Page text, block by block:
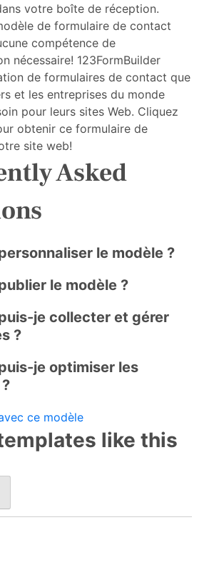
votre boîte de réception.
de formulaire de contact
compétence de
nécessaire! 123FormBuilder
de formulaires de contact que
et les entreprises du monde
pour leurs sites Web. Cliquez
obtenir ce formulaire de
site web!
Asked
le modèle ?
le modèle ?
je collecter et gérer
?
je optimiser les
ce modèle
like this